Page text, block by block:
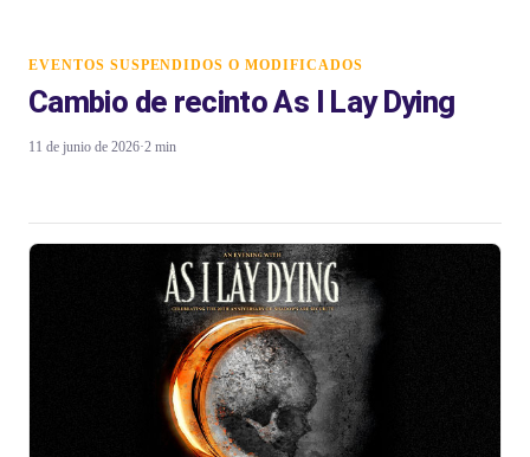
EVENTOS SUSPENDIDOS O MODIFICADOS
Cambio de recinto As I Lay Dying
11 de junio de 2026·2 min